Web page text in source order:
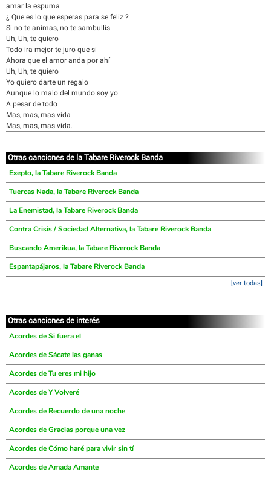
amar la espuma
¿ Que es lo que esperas para se feliz ?
Si no te animas, no te sambullis
Uh, Uh, te quiero
Todo ira mejor te juro que si
Ahora que el amor anda por ahí
Uh, Uh, te quiero
Yo quiero darte un regalo
Aunque lo malo del mundo soy yo
A pesar de todo
Mas, mas, mas vida
Mas, mas, mas vida.
Otras canciones de la Tabare Riverock Banda
Exepto, la Tabare Riverock Banda
Tuercas Nada, la Tabare Riverock Banda
La Enemistad, la Tabare Riverock Banda
Contra Crisis / Sociedad Alternativa, la Tabare Riverock Banda
Buscando Amerikua, la Tabare Riverock Banda
Espantapájaros, la Tabare Riverock Banda
[ver todas]
Otras canciones de interés
Acordes de Si fuera el
Acordes de Sácate las ganas
Acordes de Tu eres mi hijo
Acordes de Y Volveré
Acordes de Recuerdo de una noche
Acordes de Gracias porque una vez
Acordes de Cómo haré para vivir sin tí
Acordes de Amada Amante